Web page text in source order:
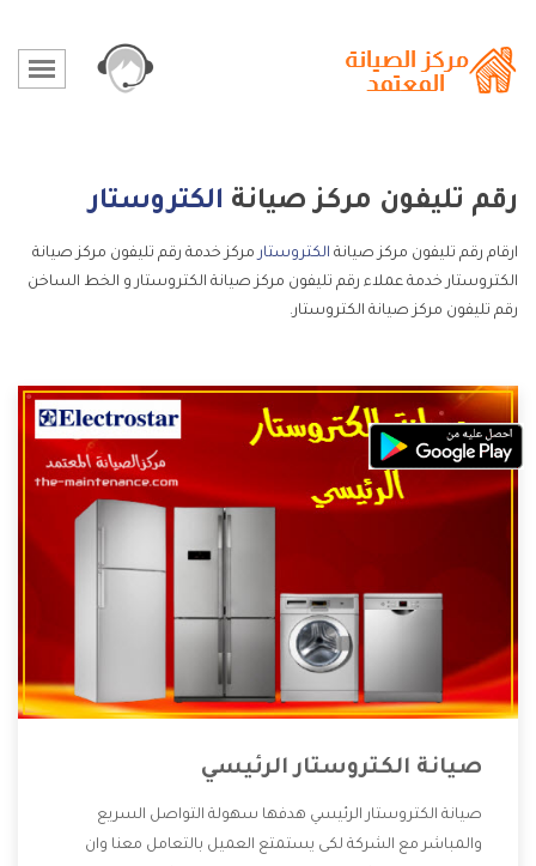
رقم تليفون مركز صيانة الكتروستار
ارقام رقم تليفون مركز صيانة الكتروستار مركز خدمة رقم تليفون مركز صيانة
الكتروستار خدمة عملاء رقم تليفون مركز صيانة الكتروستار و الخط الساخن
رقم تليفون مركز صيانة الكتروستار.
صيانة الكتروستار الرئيسي
صيانة الكتروستار الرئيسي هدفها سهولة التواصل السريع
والمباشر مع الشركة لكى يستمتع العميل بالتعامل معنا وان